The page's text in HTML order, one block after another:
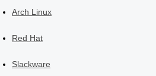
Arch Linux
Red Hat
Slackware